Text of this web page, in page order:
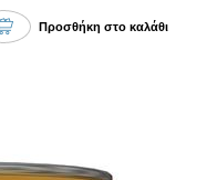
Προσθήκη στο καλάθι